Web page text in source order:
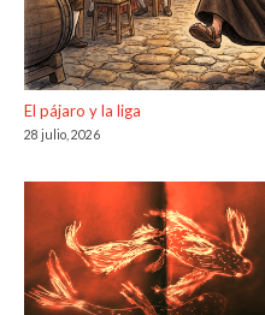
El pájaro y la liga
28 julio, 2026